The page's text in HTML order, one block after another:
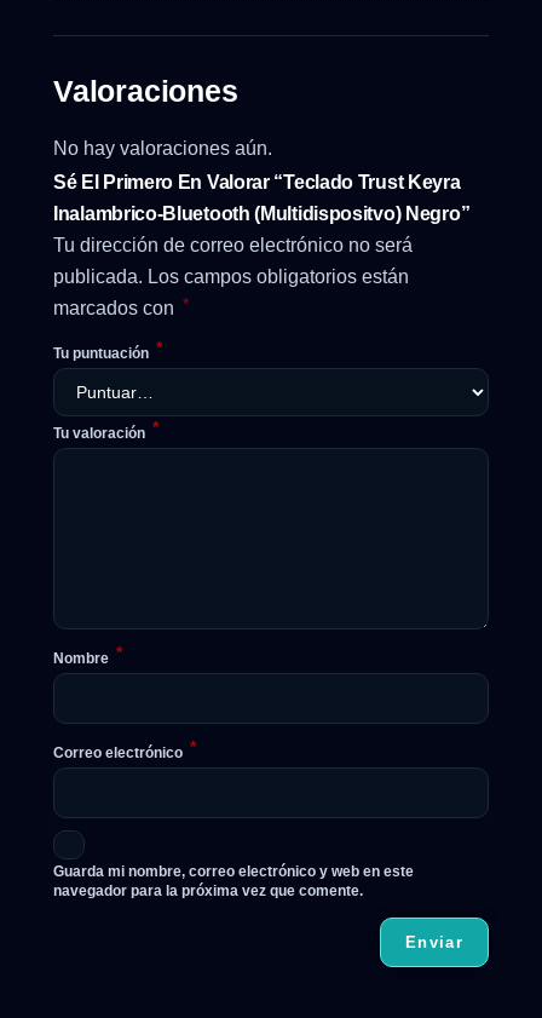
Valoraciones
No hay valoraciones aún.
Sé El Primero En Valorar “Teclado Trust Keyra
Inalambrico-Bluetooth (multidispositvo) Negro”
Tu dirección de correo electrónico no será
publicada. Los campos obligatorios están
marcados con *
Tu puntuación *
Tu valoración *
Nombre *
Correo electrónico *
Guarda mi nombre, correo electrónico y web en este
navegador para la próxima vez que comente.